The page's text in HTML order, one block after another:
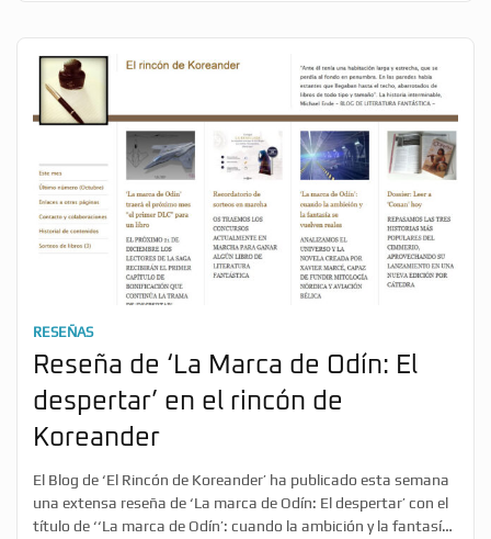
RESEÑAS
Reseña de ‘La Marca de Odín: El
despertar’ en el rincón de
Koreander
El Blog de ‘El Rincón de Koreander’ ha publicado esta semana
una extensa reseña de ‘La marca de Odín: El despertar’ con el
título de ‘‘La marca de Odín’: cuando la ambición y la fantasía